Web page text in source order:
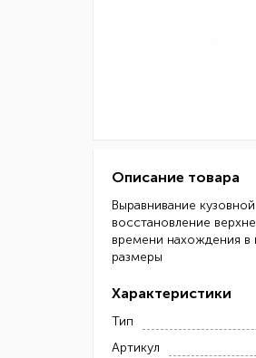
Описание товара
Выравнивание
восстановление
времени нахождения в
размеры
Характеристики
Тип
Артикул